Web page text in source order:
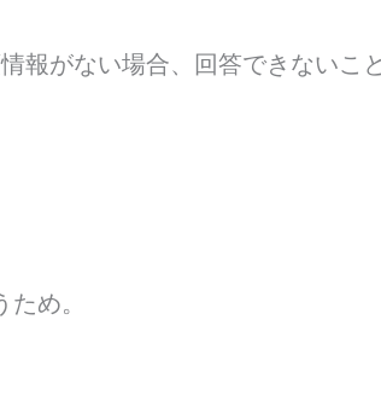
がない場合、回答できないこ
め。